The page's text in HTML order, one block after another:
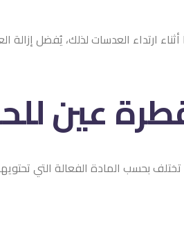
ارتداء العدسات لذلك، يُفضل
بحسب المادة الفعالة التي